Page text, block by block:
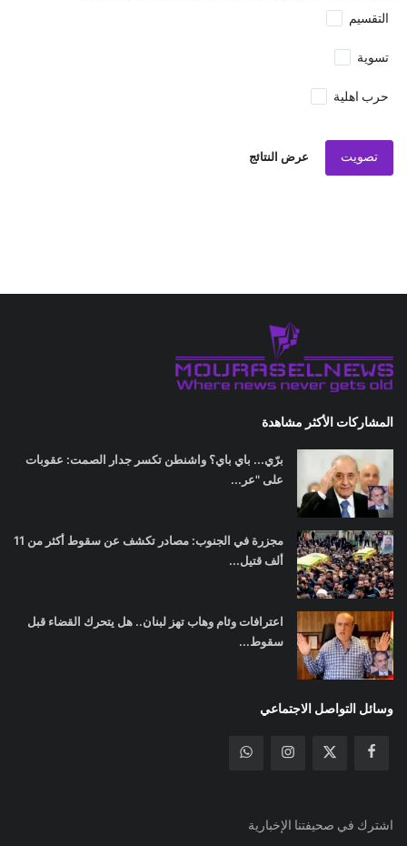
التقسيم
تسوية
حرب اهلية
تصويت عرض النتائج
المشاركات الأكثر مشاهدة
برّي... باي باي؟ واشنطن تكسر جدار الصمت: عقوبات
على "عر...
مجزرة في الجنوب: مصادر تكشف عن سقوط أكثر من 11
ألف قتيل...
اعترافات وئام وهاب تهز لبنان.. هل يتحرك القضاء قبل
سقوط...
وسائل التواصل الاجتماعي
اشترك في صحيفتنا الإخبارية